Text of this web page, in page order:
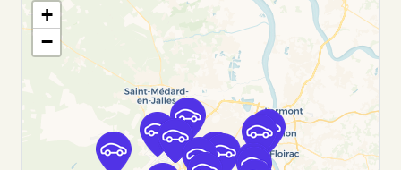
GRADIGNAN, 33170
Voir l'agence
Free2Move Rent - GARAGE AUBIN ET FILS -
LEOGNAN (C)
5.4
ZI LA RIVIERE
+
−